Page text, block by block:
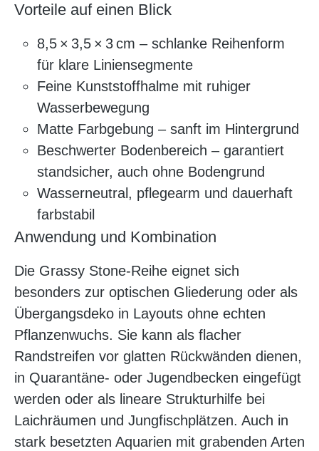
Vorteile auf einen Blick
8,5 × 3,5 × 3 cm – schlanke Reihenform
für klare Liniensegmente
Feine Kunststoffhalme mit ruhiger
Wasserbewegung
Matte Farbgebung – sanft im Hintergrund
Beschwerter Bodenbereich – garantiert
standsicher, auch ohne Bodengrund
Wasserneutral, pflegearm und dauerhaft
farbstabil
Anwendung und Kombination
Die Grassy Stone-Reihe eignet sich
besonders zur optischen Gliederung oder als
Übergangsdeko in Layouts ohne echten
Pflanzenwuchs. Sie kann als flacher
Randstreifen vor glatten Rückwänden dienen,
in Quarantäne- oder Jugendbecken eingefügt
werden oder als lineare Strukturhilfe bei
Laichräumen und Jungfischplätzen. Auch in
stark besetzten Aquarien mit grabenden Arten